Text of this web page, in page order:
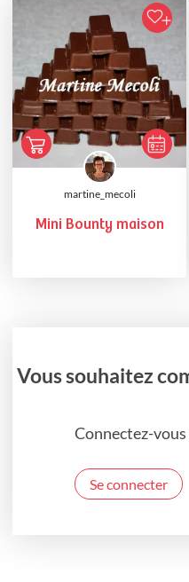
martine_mecoli
Mini Bounty maison
Vous souhaitez
Connectez-
Se connecter